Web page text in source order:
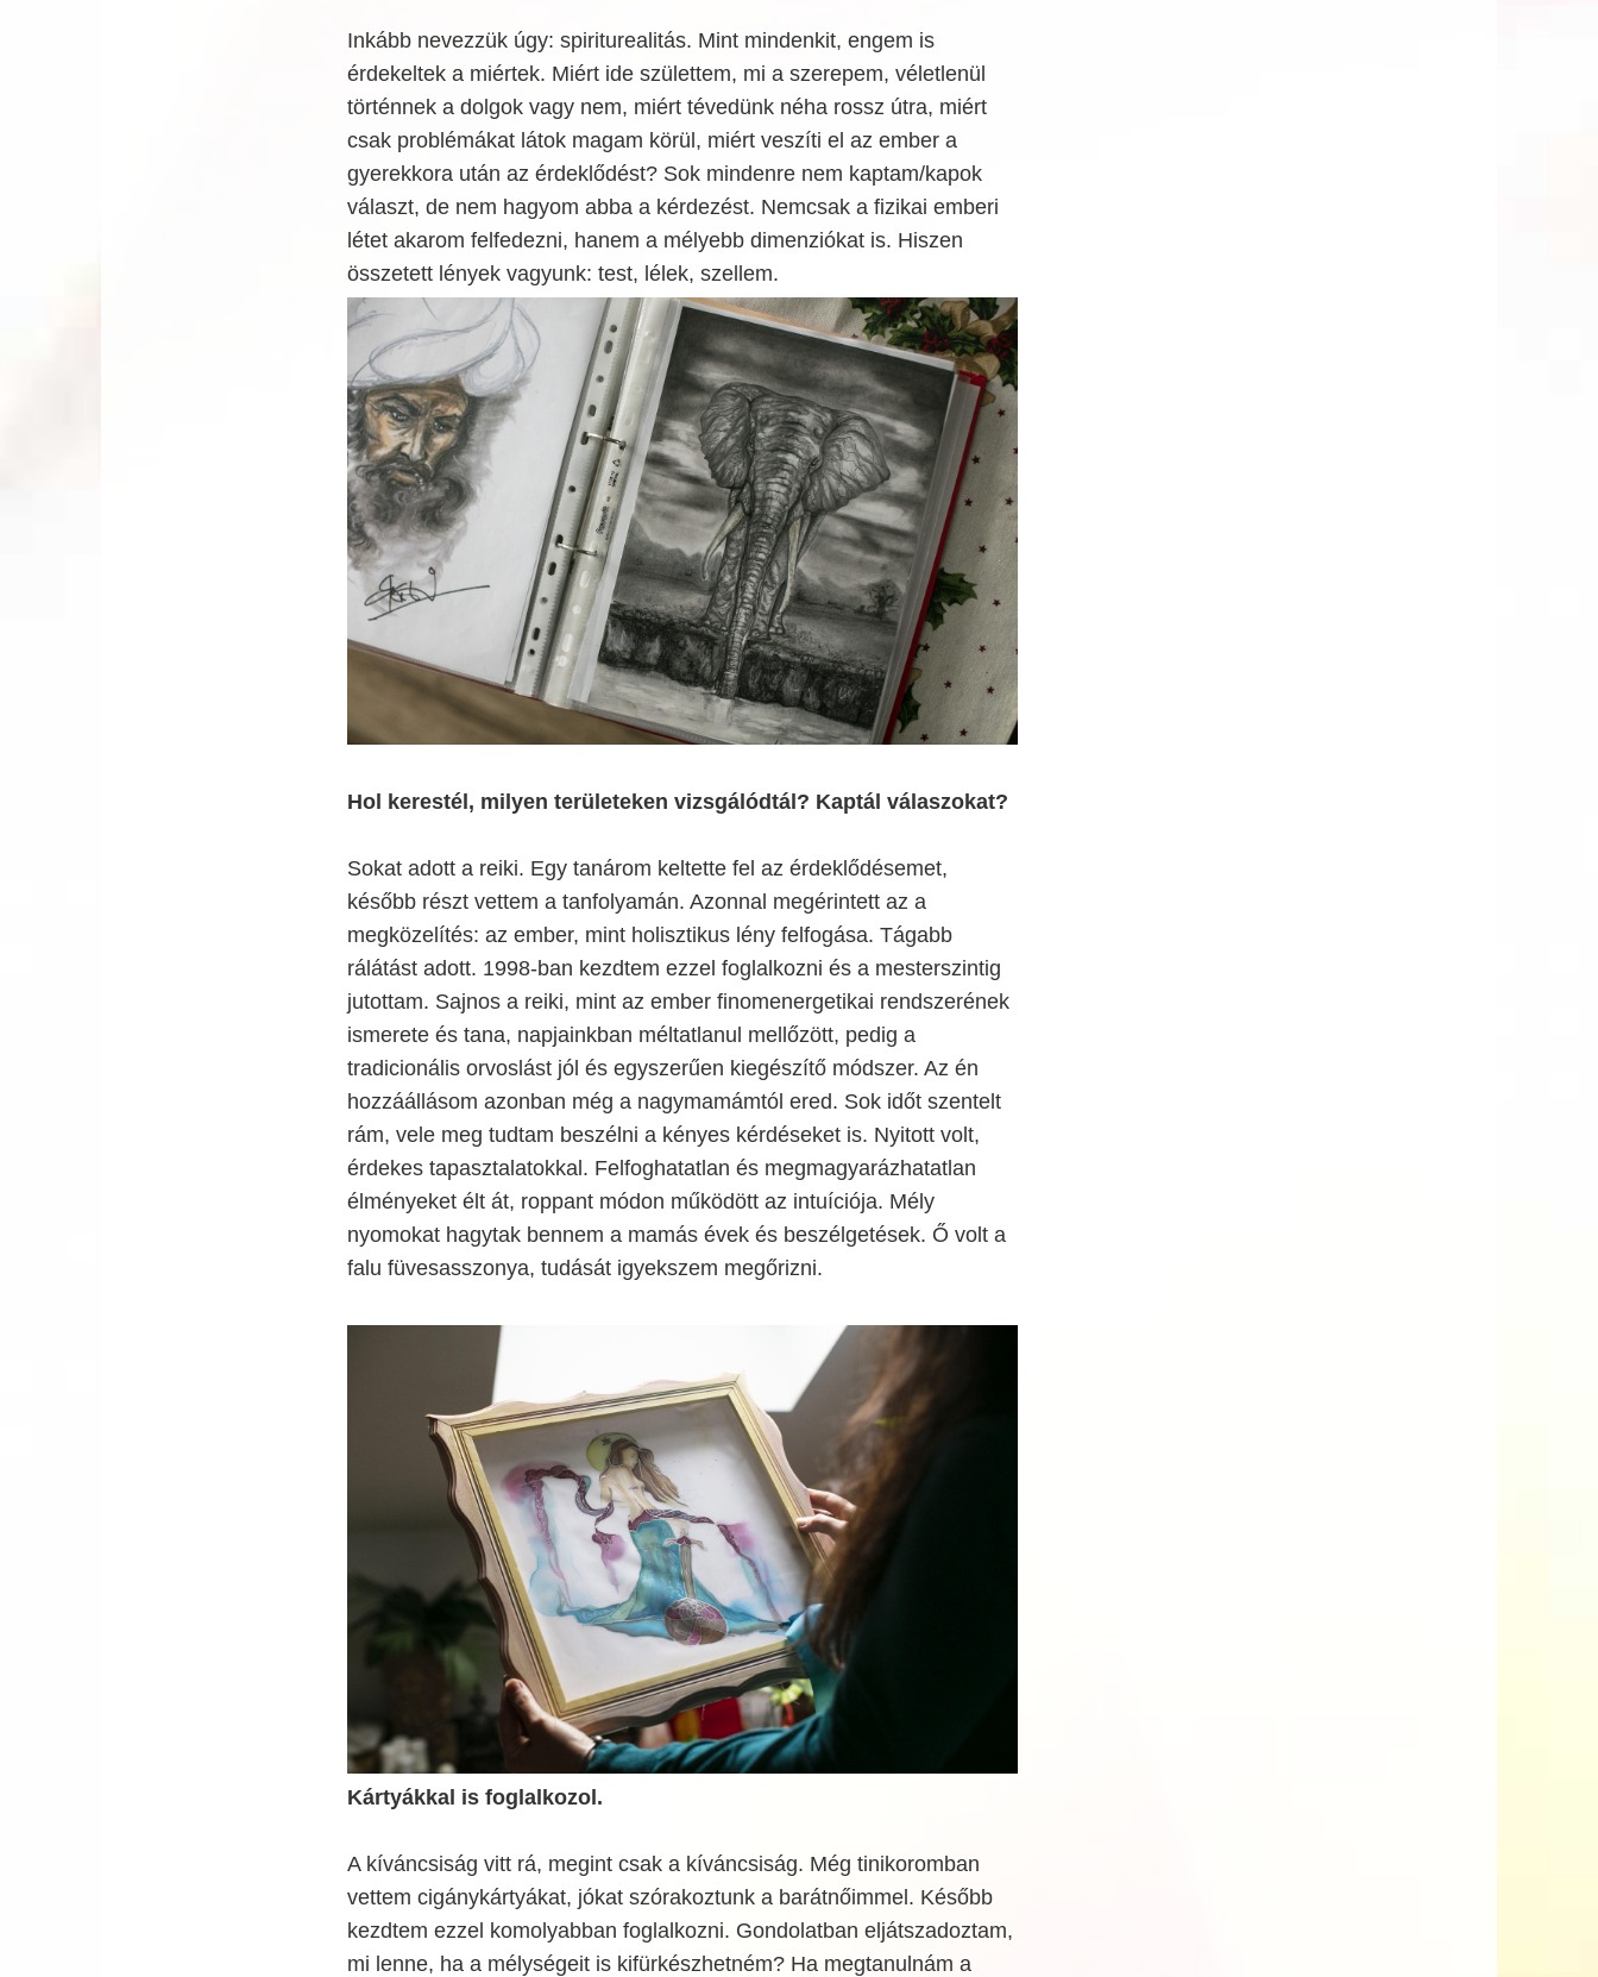
Inkább nevezzük úgy: spiriturealitás. Mint mindenkit, engem is
érdekeltek a miértek. Miért ide születtem, mi a szerepem, véletlenül
történnek a dolgok vagy nem, miért tévedünk néha rossz útra, miért
csak problémákat látok magam körül, miért veszíti el az ember a
gyerekkora után az érdeklődést? Sok mindenre nem kaptam/kapok
választ, de nem hagyom abba a kérdezést. Nemcsak a fizikai emberi
létet akarom felfedezni, hanem a mélyebb dimenziókat is. Hiszen
összetett lények vagyunk: test, lélek, szellem.
Hol kerestél, milyen területeken vizsgálódtál? Kaptál válaszokat?
Sokat adott a reiki. Egy tanárom keltette fel az érdeklődésemet,
később részt vettem a tanfolyamán. Azonnal megérintett az a
megközelítés: az ember, mint holisztikus lény felfogása. Tágabb
rálátást adott. 1998-ban kezdtem ezzel foglalkozni és a mesterszintig
jutottam. Sajnos a reiki, mint az ember finomenergetikai rendszerének
ismerete és tana, napjainkban méltatlanul mellőzött, pedig a
tradicionális orvoslást jól és egyszerűen kiegészítő módszer. Az én
hozzáállásom azonban még a nagymamámtól ered. Sok időt szentelt
rám, vele meg tudtam beszélni a kényes kérdéseket is. Nyitott volt,
érdekes tapasztalatokkal. Felfoghatatlan és megmagyarázhatatlan
élményeket élt át, roppant módon működött az intuíciója. Mély
nyomokat hagytak bennem a mamás évek és beszélgetések. Ő volt a
falu füvesasszonya, tudását igyekszem megőrizni.
Kártyákkal is foglalkozol.
A kíváncsiság vitt rá, megint csak a kíváncsiság. Még tinikoromban
vettem cigánykártyákat, jókat szórakoztunk a barátnőimmel. Később
kezdtem ezzel komolyabban foglalkozni. Gondolatban eljátszadoztam,
mi lenne, ha a mélységeit is kifürkészhetném? Ha megtanulnám a